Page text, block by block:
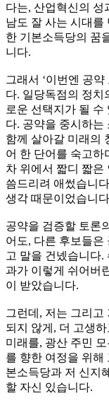
다는, 산업혁신의 성
남도 잘 사는 시대를
한 기본소득당의 꿈
니다.
그래서 ‘이번엔 공
다. 일당독점의 정치
로운 선택지가 될 수
다. 공약을 중시하는
함께 살아갈 미래의
어 한 단어를 숙고하
차 위에서 짧디 짧은
씀드리려 애썼습니
생각 때문이었습니
공약을 검증할 토론
어도, 다른 후보들은
고 말을 건넸습니다.
과가 이렇게 쉬어버
이 받았습니다.
그런데, 저는 그리고
되지 않게, 더 고생
미래를, 광산 주민
를 향한 여정을 위해
본소득당과 저 신지
할 자신 있습니다.